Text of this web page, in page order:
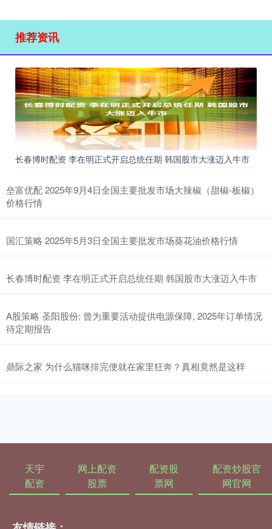
推荐资讯
长春博时配资 李在明正式开启总统任期 韩国股市大涨迈入牛市
垒富优配 2025年9月4日全国主要批发市场大辣椒（甜椒-板椒）
价格行情
国汇策略 2025年5月3日全国主要批发市场葵花油价格行情
长春博时配资 李在明正式开启总统任期 韩国股市大涨迈入牛市
A股策略 圣阳股份: 曾为重要活动提供电源保障, 2025年订单情况
待定期报告
鼎际之家 为什么猫咪排完便就在家里狂奔？真相竟然是这样
天宇
配资
网上配资
股票
配资股
票网
配资炒股官
网官网